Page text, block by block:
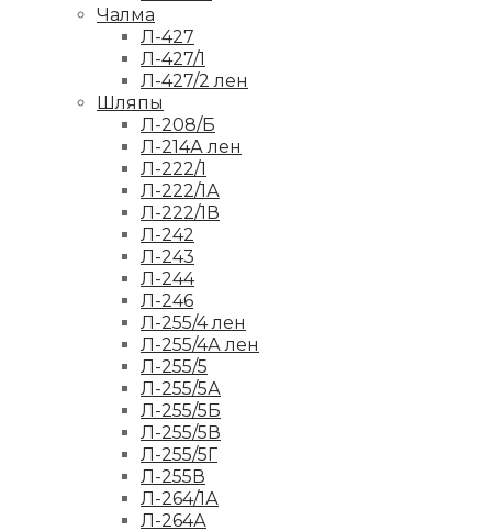
Чалма
Л-427
Л-427/1
Л-427/2 лен
Шляпы
Л-208/Б
Л-214А лен
Л-222/1
Л-222/1А
Л-222/1В
Л-242
Л-243
Л-244
Л-246
Л-255/4 лен
Л-255/4А лен
Л-255/5
Л-255/5А
Л-255/5Б
Л-255/5В
Л-255/5Г
Л-255В
Л-264/1А
Л-264А